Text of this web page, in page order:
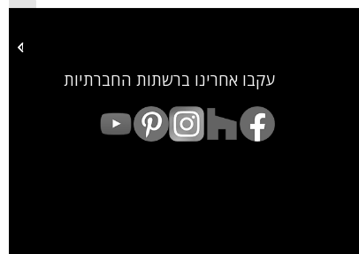
עקבו אחרינו ברשתות החברתיות
דלתות